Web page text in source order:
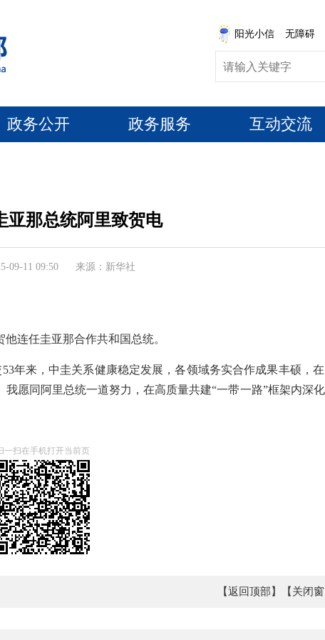
阳光小信 无障碍
政务公开 政务服务 互动交流
亚那总统阿里致贺电
09-11 09:50 来源：新华社
连任圭亚那合作共和国总统。
年来，中圭关系健康稳定发展，各领域务实合作成果丰硕，
愿同阿里总统一道努力，在高质量共建“一带一路”框架内深
一扫在手机打开当前页
【返回顶部】 【关闭窗